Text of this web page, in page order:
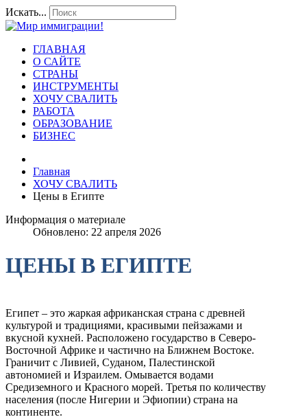
Искать...
ГЛАВНАЯ
О САЙТЕ
СТРАНЫ
ИНСТРУМЕНТЫ
ХОЧУ СВАЛИТЬ
РАБОТА
ОБРАЗОВАНИЕ
БИЗНЕС
Главная
ХОЧУ СВАЛИТЬ
Цены в Египте
Информация о материале
Обновлено: 22 апреля 2026
ЦЕНЫ В ЕГИПТЕ
Египет – это жаркая африканская страна с древней
культурой и традициями, красивыми пейзажами и
вкусной кухней. Расположено государство в Северо-
Восточной Африке и частично на Ближнем Востоке.
Граничит с Ливией, Суданом, Палестинской
автономией и Израилем. Омывается водами
Средиземного и Красного морей. Третья по количеству
населения (после Нигерии и Эфиопии) страна на
континенте.